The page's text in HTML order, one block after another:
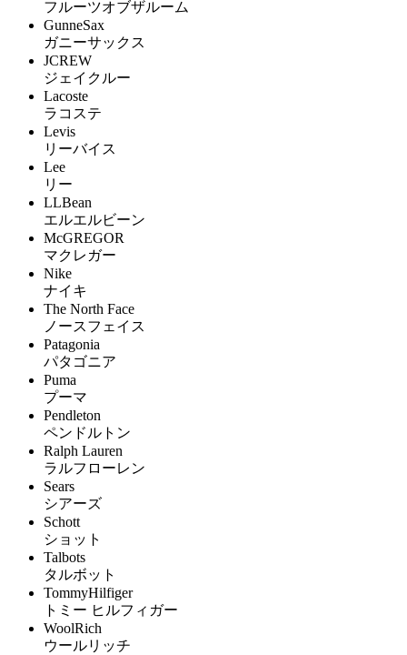
フルーツオブザルーム
GunneSax
ガニーサックス
JCREW
ジェイクルー
Lacoste
ラコステ
Levis
リーバイス
Lee
リー
LLBean
エルエルビーン
McGREGOR
マクレガー
Nike
ナイキ
The North Face
ノースフェイス
Patagonia
パタゴニア
Puma
プーマ
Pendleton
ペンドルトン
Ralph Lauren
ラルフローレン
Sears
シアーズ
Schott
ショット
Talbots
タルボット
TommyHilfiger
トミー ヒルフィガー
WoolRich
ウールリッチ